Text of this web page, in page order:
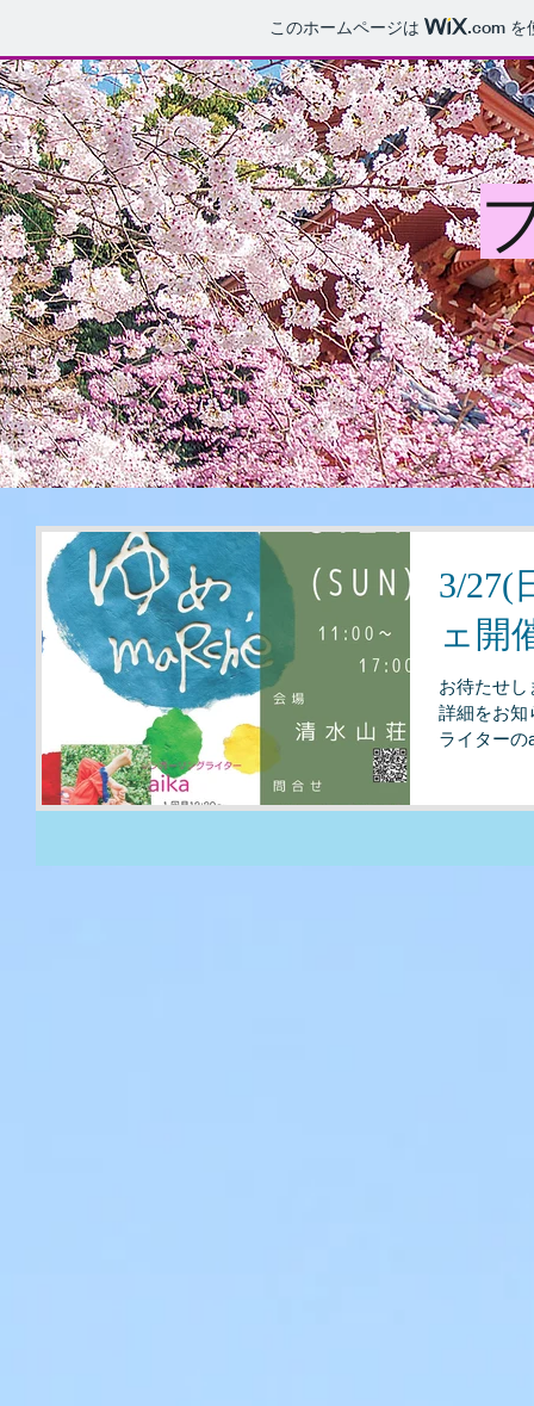
このホームページは .comを
清
HOME 案内 食
3/27(
ェ開
お待たせ
詳細をお知
ライターの